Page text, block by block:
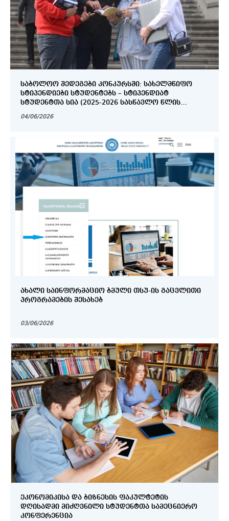
ᲡᲐᲑᲝᲚᲝᲝ ᲨᲔᲓᲔᲒᲔᲑᲘ ᲙᲝᲜᲙᲣᲠᲡᲨᲘ: ᲡᲐᲮᲔᲚᲛᲬᲘᲤᲝ
ᲡᲢᲘᲞᲔᲜᲓᲘᲔᲑᲘ ᲡᲢᲣᲓᲔᲜᲢᲔᲑᲡ – ᲡᲢᲘᲞᲔᲜᲓᲘᲐᲢ
ᲡᲢᲣᲓᲔᲜᲢᲗᲐ ᲡᲘᲐ (2025-2026 ᲡᲐᲡᲬᲐᲕᲚᲝ ᲬᲚᲘᲡ
04/06/2026
ᲐᲮᲐᲚᲘ ᲡᲐᲘᲜᲤᲝᲠᲛᲐᲪᲘᲝ ᲑᲛᲣᲚᲘ ᲗᲡᲣ-ᲘᲡ ᲒᲐᲪᲕᲚᲘᲗᲘ
ᲞᲠᲝᲒᲠᲐᲛᲔᲑᲘᲡ ᲨᲔᲡᲐᲮᲔᲑ
03/06/2026
ᲔᲙᲝᲜᲝᲛᲘᲙᲘᲡᲐ ᲓᲐ ᲑᲘᲖᲜᲔᲡᲘᲡ ᲤᲐᲙᲣᲚᲢᲔᲢᲘᲡ
ᲓᲦᲘᲡᲐᲓᲛᲘ ᲛᲘᲫᲦᲕᲜᲘᲚᲘ ᲡᲢᲣᲓᲔᲜᲢᲗᲐ ᲡᲐᲛᲔᲪᲜᲘᲔᲠᲝ
ᲙᲝᲜᲤᲔᲠᲔᲜᲪᲘᲐ